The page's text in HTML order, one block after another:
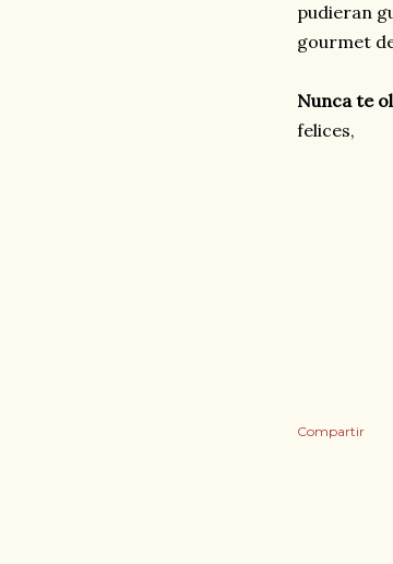
pudieran
gourmet
Nunca te
felices,
Compartir